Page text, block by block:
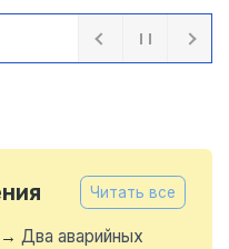
мусора 1 день назад
Читать все
→ Два аварийных